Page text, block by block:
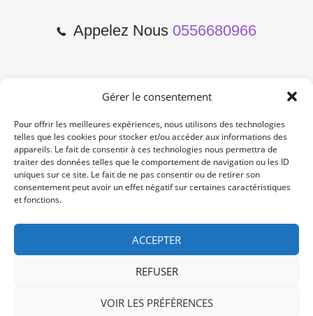
Gérer le consentement
Pour offrir les meilleures expériences, nous utilisons des technologies
telles que les cookies pour stocker et/ou accéder aux informations des
appareils. Le fait de consentir à ces technologies nous permettra de
traiter des données telles que le comportement de navigation ou les ID
uniques sur ce site. Le fait de ne pas consentir ou de retirer son
consentement peut avoir un effet négatif sur certaines caractéristiques
et fonctions.
ACCEPTER
REFUSER
VOIR LES PRÉFÉRENCES
Appelez Nous 0556680966
2 Cours de l'Yser 33800
Bordeaux
Lun-Samedi: 10:00 -19:00
Non Stop
/ /